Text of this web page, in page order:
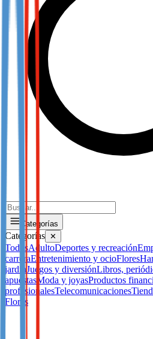
Categorías
Categorías ✕
TodosAdultoDeportes y recreación
carreraEntretenimiento y ocioFlores
jardínJuegos y diversiónLibros,
apuestas Moda y joyasProductos
profesionalesTelecomunicaciones
Flores